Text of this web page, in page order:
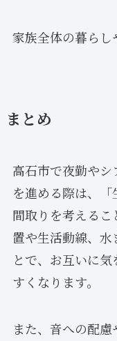
家族全体の暮らし
まとめ
高石市で夜勤やシ
を進める際は、
間取りを考える
置や生活動線、
とで、お互いに
すくなります。
また、音への配慮